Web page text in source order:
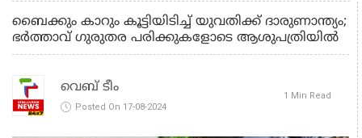
ബൈക്കും കാറും കൂട്ടിയിടിച്ച് യുവതിക്ക് ദാരുണാന്ത്യം;
ഭർത്താവ് ഗുരുതര പരിക്കുകളോടെ ആശുപത്രിയിൽ
വെബ് ടീം
Posted On 17-08-2024
1 Min Read